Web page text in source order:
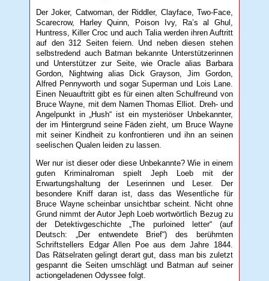
Der Joker, Catwoman, der Riddler, Clayface, Two-Face,
Scarecrow, Harley Quinn, Poison Ivy, Ra’s al Ghul,
Huntress, Killer Croc und auch Talia werden ihren Auftritt
auf den 312 Seiten feiern. Und neben diesen stehen
selbstredend auch Batman bekannte Unterstützerinnen
und Unterstützer zur Seite, wie Oracle alias Barbara
Gordon, Nightwing alias Dick Grayson, Jim Gordon,
Alfred Pennyworth und sogar Superman und Lois Lane.
Einen Neuauftritt gibt es für einen alten Schulfreund von
Bruce Wayne, mit dem Namen Thomas Elliot. Dreh- und
Angelpunkt in „Hush“ ist ein mysteriöser Unbekannter,
der im Hintergrund seine Fäden zieht, um Bruce Wayne
mit seiner Kindheit zu konfrontieren und ihn an seinen
seelischen Qualen leiden zu lassen.
Wer nur ist dieser oder diese Unbekannte? Wie in einem
guten Kriminalroman spielt Jeph Loeb mit der
Erwartungshaltung der Leserinnen und Leser. Der
besondere Kniff daran ist, dass das Wesentliche für
Bruce Wayne scheinbar unsichtbar scheint. Nicht ohne
Grund nimmt der Autor Jeph Loeb wortwörtlich Bezug zu
der Detektivgeschichte „The purloined letter“ (auf
Deutsch: „Der entwendete Brief“) des berühmten
Schriftstellers Edgar Allen Poe aus dem Jahre 1844.
Das Rätselraten gelingt derart gut, dass man bis zuletzt
gespannt die Seiten umschlägt und Batman auf seiner
actiongeladenen Odyssee folgt.